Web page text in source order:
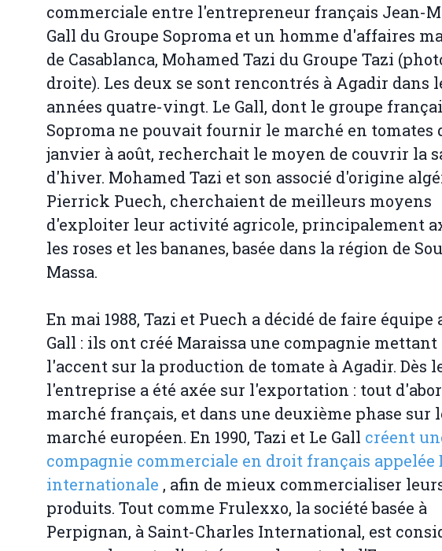
commerciale entre l'entrepreneur français Jean-
Gall du Groupe Soproma et un homme d'affaires
de Casablanca, Mohamed Tazi du Groupe Tazi
droite). Les deux se sont rencontrés à Agadir dans
années quatre-vingt. Le Gall, dont le groupe
Soproma ne pouvait fournir le marché en tomates
janvier à août, recherchait le moyen de couvrir la
d'hiver. Mohamed Tazi et son associé d'origine
Pierrick Puech, cherchaient de meilleurs moyens
d'exploiter leur activité agricole, principalement
les roses et les bananes, basée dans la région de
Massa.
En mai 1988, Tazi et Puech a décidé de faire équipe
Gall : ils ont créé Maraissa une compagnie mettant
l'accent sur la production de tomate à Agadir. Dès
l'entreprise a été axée sur l'exportation : tout
marché français, et dans une deuxième phase sur
marché européen. En 1990, Tazi et Le Gall créent
compagnie commerciale en droit français appelée
internationale , afin de mieux commercialiser
produits. Tout comme Frulexxo, la société basée à
Perpignan, à Saint-Charles International, est